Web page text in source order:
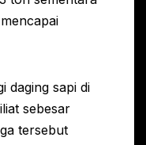
daging sapi di
sebesar
tersebut